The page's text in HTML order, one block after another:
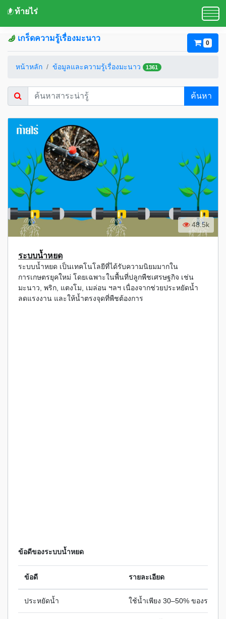
ท้ายไร่
เกร็ดความรู้เรื่องมะนาว
0
หน้าหลัก ข้อมูลและความรู้เรื่องมะนาว 1361
ค้นหา
48.5k
ระบบน้ำหยด
ระบบน้ำหยด เป็นเทคโนโลยีที่ได้รับความนิยมมากใน
การเกษตรยุคใหม่ โดยเฉพาะในพื้นที่ปลูกพืชเศรษฐกิจ เช่น
มะนาว, พริก, แตงโม, เมล่อน ฯลฯ เนื่องจากช่วยประหยัดน้ำ
ลดแรงงาน และให้น้ำตรงจุดที่พืชต้องการ
ข้อดีของระบบน้ำหยด
ข้อดี รายละเอียด
ประหยัดน้ำ ใช้น้ำเพียง 30–50% ของระบบ